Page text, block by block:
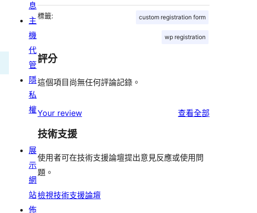
標籤: custom registration form
wp registration
評分
這個項目尚無任何評論記錄。
Your review 查看全部
技術支援
使用者可在技術支援論壇提出意見反應或使用問
題。
檢視技術支援論壇
息
主
機
代
管
隱
私
權
展
示
網
站
佈